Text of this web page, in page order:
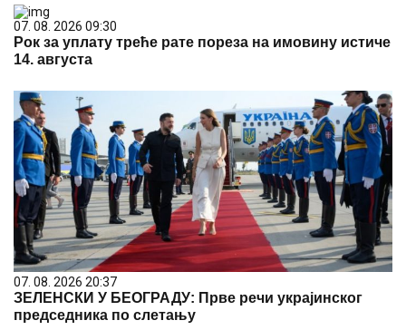
07. 08. 2026 09:30
Рок за уплату треће рате пореза на имовину истиче
14. августа
07. 08. 2026 20:37
ЗЕЛЕНСКИ У БЕОГРАДУ: Прве речи украјинског
председника по слетању